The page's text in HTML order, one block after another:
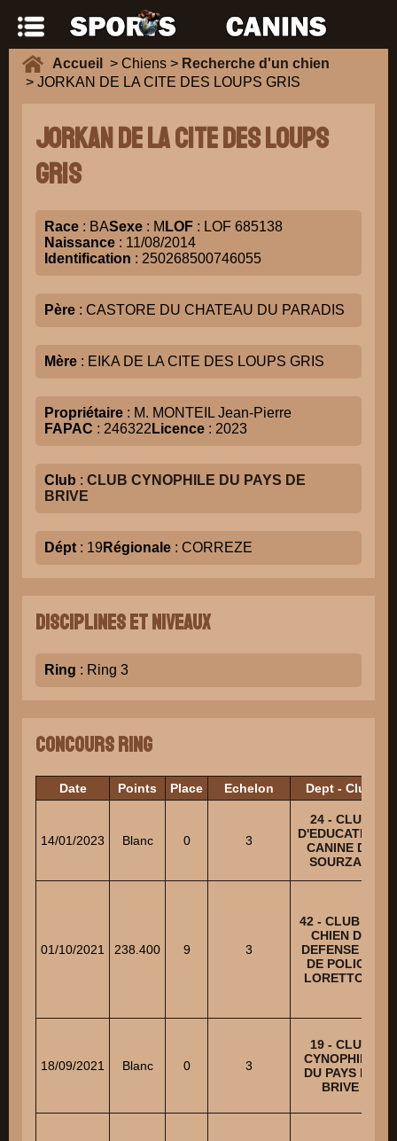
Accueil > Chiens > Recherche d'un chien
> JORKAN DE LA CITE DES LOUPS GRIS
JORKAN DE LA CITE DES LOUPS
GRIS
Race : BASexe : M LOF : LOF 685138
Naissance : 11/08/2014
Identification : 250268500746055
Père : CASTORE DU CHATEAU DU PARADIS
Mère : EIKA DE LA CITE DES LOUPS GRIS
Propriétaire : M. MONTEIL Jean-Pierre
FAPAC : 246322 Licence : 2023
Club : CLUB CYNOPHILE DU PAYS DE
BRIVE
Dépt : 19Régionale : CORREZE
Disciplines et niveaux
Ring : Ring 3
Concours Ring
Date Points Place Echelon Dept - Club
14/01/2023 Blanc 0 3
24 - CLUB
D'EDUCATION
CANINE DE
SOURZAC
01/10/2021 238.400 9 3
42 - CLUB DU
CHIEN DE
DEFENSE ET
DE POLICE
LORETTOIS
18/09/2021 Blanc 0 3
19 - CLUB
CYNOPHILE
DU PAYS DE
BRIVE